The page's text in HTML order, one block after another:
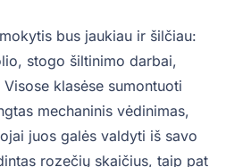
bus jaukiau ir šilčiau:
stogo šiltinimo darbai,
klasėse sumontuoti
mechaninis vėdinimas,
juos galės valdyti iš savo
rozečių skaičius, taip pat